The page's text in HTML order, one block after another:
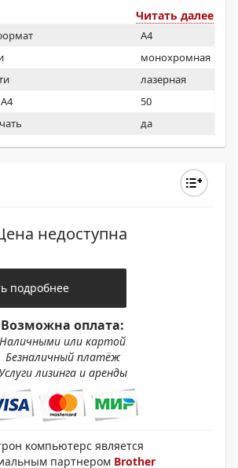
Читать далее
A4
монохромная
лазерная
50
да
недоступна
подробнее
Возможна оплата:
Наличными или картой
Безналичный платёж
лизинга и аренды
компьютерс является
партнером Brother